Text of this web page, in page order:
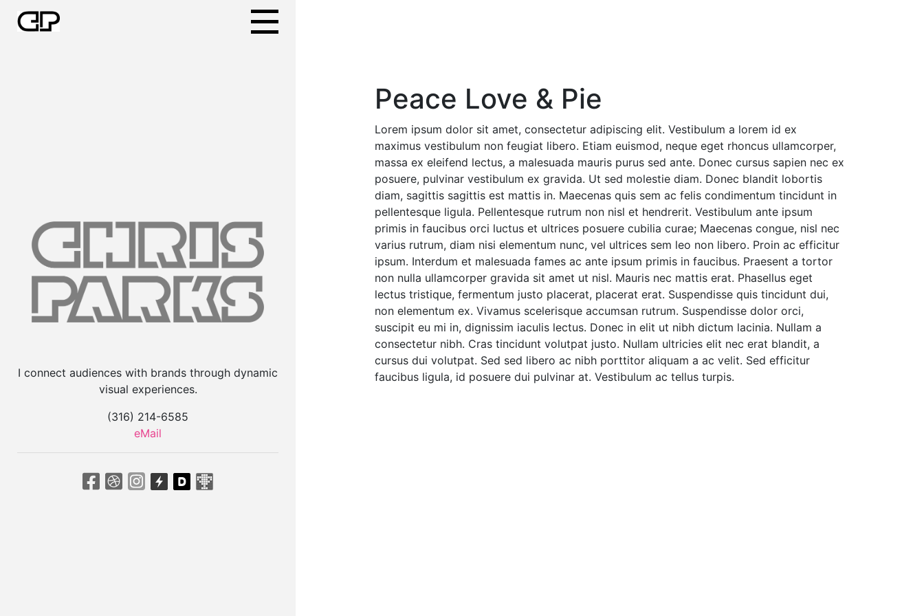
I connect audiences with brands through dynamic
visual experiences.
(316) 214-6585
eMail
Peace Love & Pie
Lorem ipsum dolor sit amet, consectetur adipiscing elit. Vestibulum a lorem id ex
maximus vestibulum non feugiat libero. Etiam euismod, neque eget rhoncus ullamcorper,
massa ex eleifend lectus, a malesuada mauris purus sed ante. Donec cursus sapien nec ex
posuere, pulvinar vestibulum ex gravida. Ut sed molestie diam. Donec blandit lobortis
diam, sagittis sagittis est mattis in. Maecenas quis sem ac felis condimentum tincidunt in
pellentesque ligula. Pellentesque rutrum non nisl et hendrerit. Vestibulum ante ipsum
primis in faucibus orci luctus et ultrices posuere cubilia curae; Maecenas congue, nisl nec
varius rutrum, diam nisi elementum nunc, vel ultrices sem leo non libero. Proin ac efficitur
ipsum. Interdum et malesuada fames ac ante ipsum primis in faucibus. Praesent a tortor
non nulla ullamcorper gravida sit amet ut nisl. Mauris nec mattis erat. Phasellus eget
lectus tristique, fermentum justo placerat, placerat erat. Suspendisse quis tincidunt dui,
non elementum ex. Vivamus scelerisque accumsan rutrum. Suspendisse dolor orci,
suscipit eu mi in, dignissim iaculis lectus. Donec in elit ut nibh dictum lacinia. Nullam a
consectetur nibh. Cras tincidunt volutpat justo. Nullam ultricies elit nec erat blandit, a
cursus dui volutpat. Sed sed libero ac nibh porttitor aliquam a ac velit. Sed efficitur
faucibus ligula, id posuere dui pulvinar at. Vestibulum ac tellus turpis.